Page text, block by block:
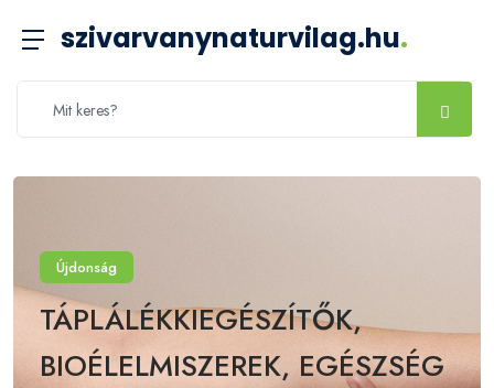
szivarvanynaturvilag.hu.
Újdonság
TÁPLÁLÉKKIEGÉSZÍTŐK,
BIOÉLELMISZEREK, EGÉSZSÉG